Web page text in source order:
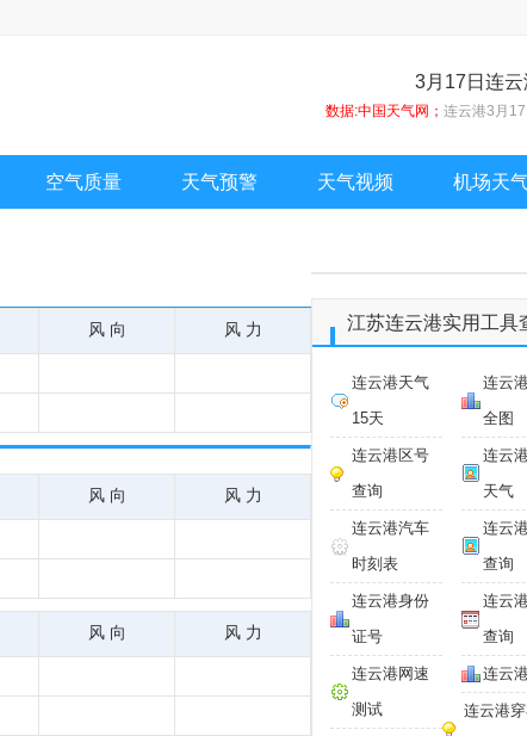
3月17日连
数据:中国天气网； 连云港3月
空气质量 天气预警 天气视频 机场天
风 向 风 力
风 向 风 力
风 向 风 力
江苏连云港实用工具
连云港天气
15天
连云
全图
连云港区号
查询
连云
天气
连云港汽车
时刻表
连云
查询
连云港身份
证号
连云
查询
连云港网速
测试
连云
连云港